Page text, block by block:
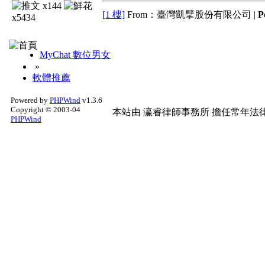
x144
x5434
[1 樓] From：臺灣凱擘股份有限公司 |
MyChat 數位男女
»
軟體推薦
Powered by PHPWind v1.3.6
Copyright © 2003-04
PHPWind
本站由 瀛睿律師事務所 擔任常年法